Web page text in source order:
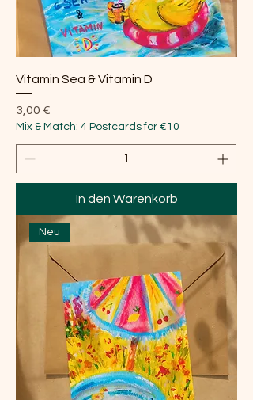
Vitamin Sea & Vitamin D
Preis
3,00 €
Mix & Match: 4 Postcards for €10
In den Warenkorb
Neu